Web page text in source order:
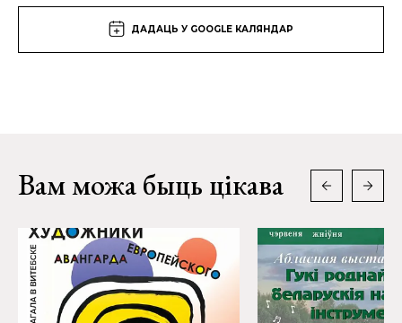
ДАДАЦЬ У GOOGLE КАЛЯНДАР
Вам можа быць цікава